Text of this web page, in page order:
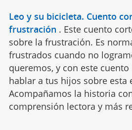
Leo y su bicicleta. Cuento
frustración . Este cuento
sobre la frustración. Es
frustrados cuando no
queremos, y con este
hablar a tus hijos sobre esta
Acompañamos la historia
comprensión lectora y más